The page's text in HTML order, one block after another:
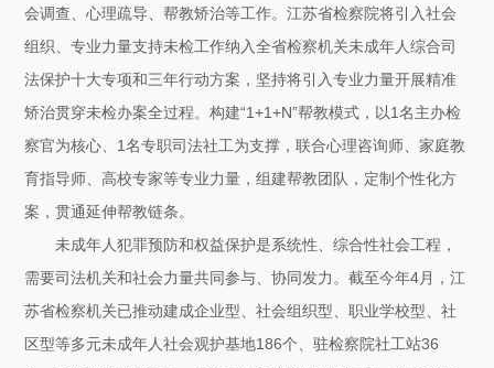
会调查、心理疏导、帮教矫治等工作。江苏省检察院将引入社会
组织、专业力量支持未检工作纳入全省检察机关未成年人综合司
法保护十大专项和三年行动方案，坚持将引入专业力量开展精准
矫治贯穿未检办案全过程。构建“1+1+N”帮教模式，以1名主办检
察官为核心、1名专职司法社工为支撑，联合心理咨询师、家庭教
育指导师、高校专家等专业力量，组建帮教团队，定制个性化方
案，贯通延伸帮教链条。
未成年人犯罪预防和权益保护是系统性、综合性社会工程，
需要司法机关和社会力量共同参与、协同发力。截至今年4月，江
苏省检察机关已推动建成企业型、社会组织型、职业学校型、社
区型等多元未成年人社会观护基地186个、驻检察院社工站36